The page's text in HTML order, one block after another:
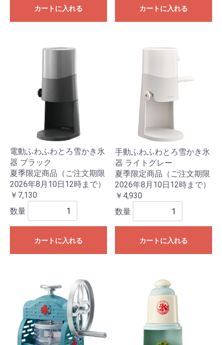
カートに入れる カートに入れる
電動ふわふわとろ雪かき氷
器 ブラック
夏季限定商品（ご注文期限
2026年8月10日12時まで）
￥7,130
数量
カートに入れる
手動ふわふわとろ雪かき氷
器 ライトグレー
夏季限定商品（ご注文期限
2026年8月10日12時まで）
￥4,930
数量
カートに入れる